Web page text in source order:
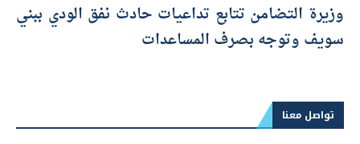
وزيرة التضامن تتابع تداعيات حادث نفق الودي ببني
سويف وتوجه بصرف المساعدات
تواصل معنا